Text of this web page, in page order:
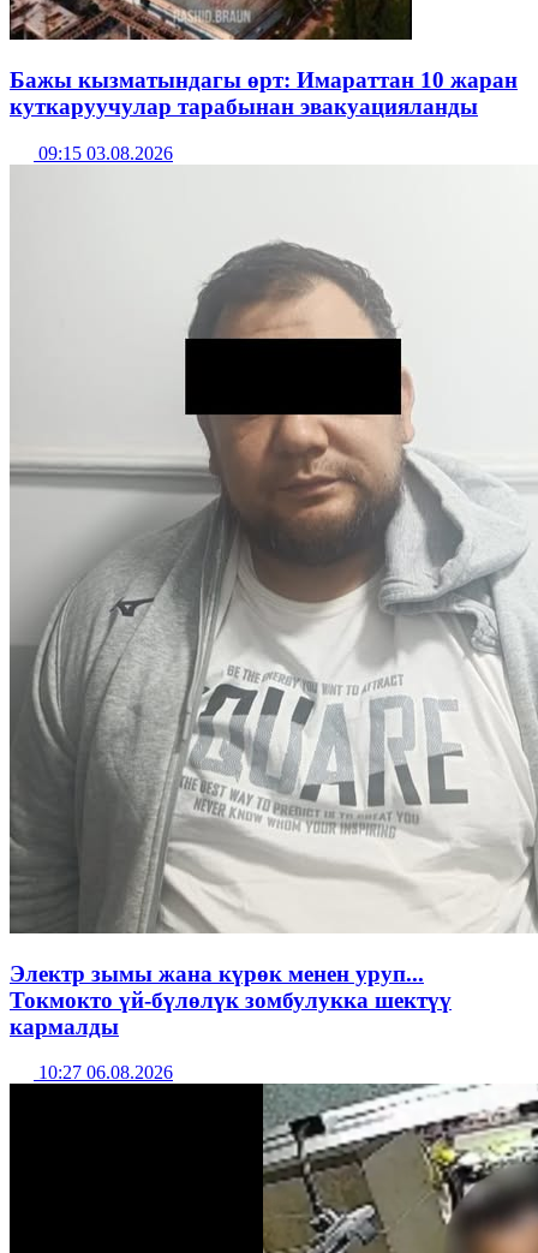
Бажы кызматындагы өрт: Имараттан 10 жаран
куткаруучулар тарабынан эвакуацияланды
09:15 03.08.2026
Электр зымы жана күрөк менен уруп...
Токмокто үй-бүлөлүк зомбулукка шектүү
кармалды
10:27 06.08.2026